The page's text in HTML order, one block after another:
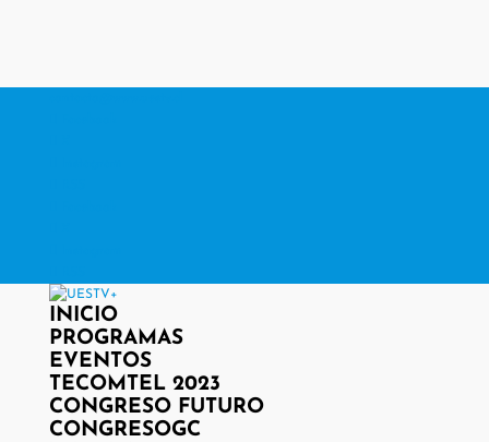
INICIO
PROGRAMAS
EVENTOS
TECOMTEL 2023
CONGRESO FUTURO
CONGRESOGC